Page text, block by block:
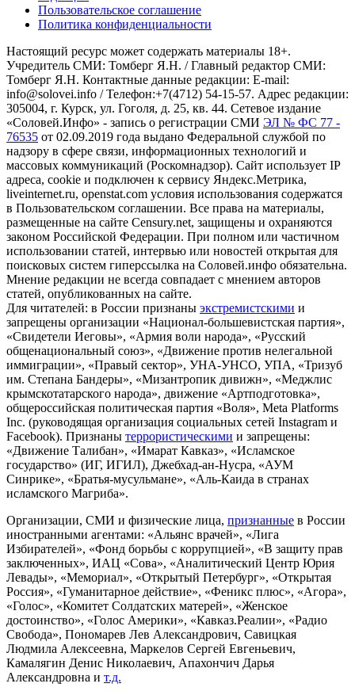
Пользовательское соглашение
Политика конфиденциальности
Настоящий ресурс может содержать материалы 18+.
Учредитель СМИ: Томберг Я.Н. / Главный редактор СМИ:
Томберг Я.Н. Контактные данные редакции: E-mail:
info@solovei.info / Телефон:+7(4712) 54-15-57. Адрес редакции:
305004, г. Курск, ул. Гоголя, д. 25, кв. 44. Сетевое издание
«Соловей.Инфо» - запись о регистрации СМИ ЭЛ № ФС 77 -
76535 от 02.09.2019 года выдано Федеральной службой по
надзору в сфере связи, информационных технологий и
массовых коммуникаций (Роскомнадзор). Сайт использует IP
адреса, cookie и подключен к сервису Яндекс.Метрика,
liveinternet.ru, openstat.com условия использования содержатся
в Пользовательском соглашении. Все права на материалы,
размещенные на сайте Censury.net, защищены и охраняются
законом Российской Федерации. При полном или частичном
использовании статей, интервью или новостей открытая для
поисковых систем гиперссылка на Соловей.инфо обязательна.
Мнение редакции не всегда совпадает с мнением авторов
статей, опубликованных на сайте.
Для читателей: в России признаны экстремистскими и
запрещены организации «Национал-большевистская партия»,
«Свидетели Иеговы», «Армия воли народа», «Русский
общенациональный союз», «Движение против нелегальной
иммиграции», «Правый сектор», УНА-УНСО, УПА, «Тризуб
им. Степана Бандеры», «Мизантропик дивижн», «Меджлис
крымскотатарского народа», движение «Артподготовка»,
общероссийская политическая партия «Воля», Meta Platforms
Inc. (руководящая организация социальных сетей Instagram и
Facebook). Признаны террористическими и запрещены:
«Движение Талибан», «Имарат Кавказ», «Исламское
государство» (ИГ, ИГИЛ), Джебхад-ан-Нусра, «АУМ
Синрике», «Братья-мусульмане», «Аль-Каида в странах
исламского Магриба».
Организации, СМИ и физические лица, признанные в России
иностранными агентами: «Альянс врачей», «Лига
Избирателей», «Фонд борьбы с коррупцией», «В защиту прав
заключенных», ИАЦ «Сова», «Аналитический Центр Юрия
Левады», «Мемориал», «Открытый Петербург», «Открытая
Россия», «Гуманитарное действие», «Феникс плюс», «Агора»,
«Голос», «Комитет Солдатских матерей», «Женское
достоинство», «Голос Америки», «Кавказ.Реалии», «Радио
Свобода», Пономарев Лев Александрович, Савицкая
Людмила Алексеевна, Маркелов Сергей Евгеньевич,
Камалягин Денис Николаевич, Апахончич Дарья
Александровна и т.д.